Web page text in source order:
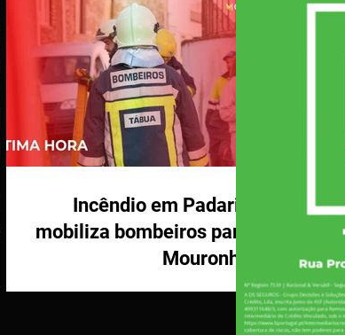
Incêndio em Padaria
mobiliza bombeiros para
Mouronho